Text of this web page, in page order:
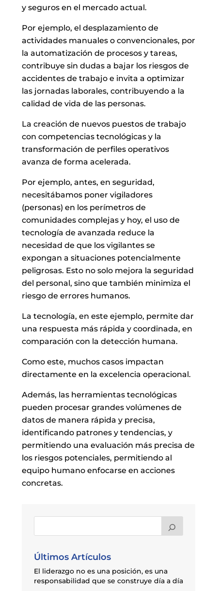
y seguros en el mercado actual.
Por ejemplo, el desplazamiento de
actividades manuales o convencionales, por
la automatización de procesos y tareas,
contribuye sin dudas a bajar los riesgos de
accidentes de trabajo e invita a optimizar
las jornadas laborales, contribuyendo a la
calidad de vida de las personas.
La creación de nuevos puestos de trabajo
con competencias tecnológicas y la
transformación de perfiles operativos
avanza de forma acelerada.
Por ejemplo, antes, en seguridad,
necesitábamos poner vigiladores
(personas) en los perímetros de
comunidades complejas y hoy, el uso de
tecnología de avanzada reduce la
necesidad de que los vigilantes se
expongan a situaciones potencialmente
peligrosas. Esto no solo mejora la seguridad
del personal, sino que también minimiza el
riesgo de errores humanos.
La tecnología, en este ejemplo, permite dar
una respuesta más rápida y coordinada, en
comparación con la detección humana.
Como este, muchos casos impactan
directamente en la excelencia operacional.
Además, las herramientas tecnológicas
pueden procesar grandes volúmenes de
datos de manera rápida y precisa,
identificando patrones y tendencias, y
permitiendo una evaluación más precisa de
los riesgos potenciales, permitiendo al
equipo humano enfocarse en acciones
concretas.
Últimos Artículos
El liderazgo no es una posición, es una
responsabilidad que se construye día a día